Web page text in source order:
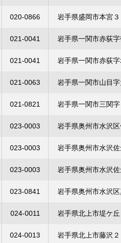
020-0866 岩手県盛岡市本宮３
021-0041 岩手県一関市赤荻字
021-0041 岩手県一関市赤荻字
021-0063 岩手県一関市山目字
021-0821 岩手県一関市三関字
023-0003 岩手県奥州市水沢
023-0003 岩手県奥州市水沢
023-0003 岩手県奥州市水沢
023-0841 岩手県奥州市水沢
024-0011 岩手県北上市堤ケ丘
024-0013 岩手県北上市藤沢２